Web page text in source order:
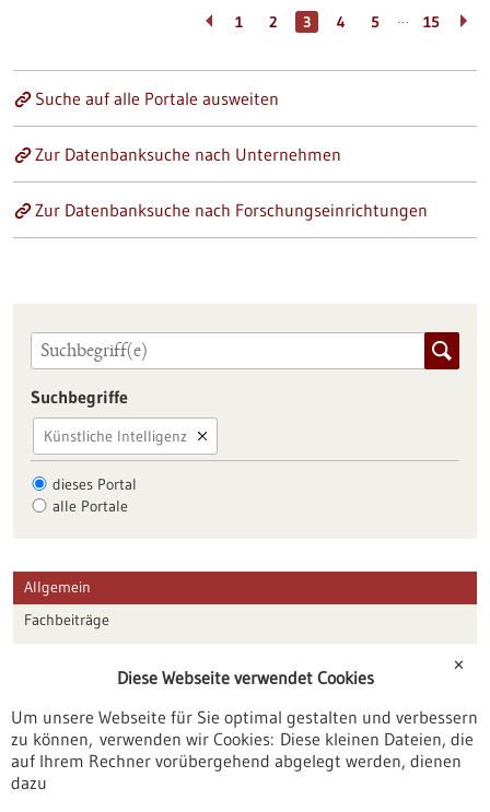
1 2 3 4 5 … 15
Suche auf alle Portale ausweiten
Zur Datenbanksuche nach Unternehmen
Zur Datenbanksuche nach Forschungseinrichtungen
Suchbegriffe
Künstliche Intelligenz
dieses Portal
alle Portale
Allgemein
Fachbeiträge
Veranstaltungen
Erscheinungsdatum
✕
Diese Webseite verwendet Cookies
Um unsere Webseite für Sie optimal gestalten und verbessern
zu können, verwenden wir Cookies: Diese kleinen Dateien, die
auf Ihrem Rechner vorübergehend abgelegt werden, dienen
dazu